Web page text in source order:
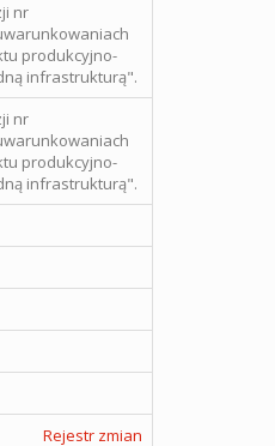
nr
produkcyjno-
infrastrukturą".
nr
produkcyjno-
infrastrukturą".
Rejestr zmian